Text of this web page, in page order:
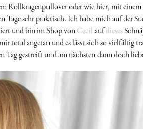
Rollkragenpullover oder wie hier, mit
Tage sehr praktisch. Ich habe mich auf der
und bin im Shop vonCecilaufdieses
total angetan und es lässt sich so vielfältig
Tag gestreift und am nächsten dann doch